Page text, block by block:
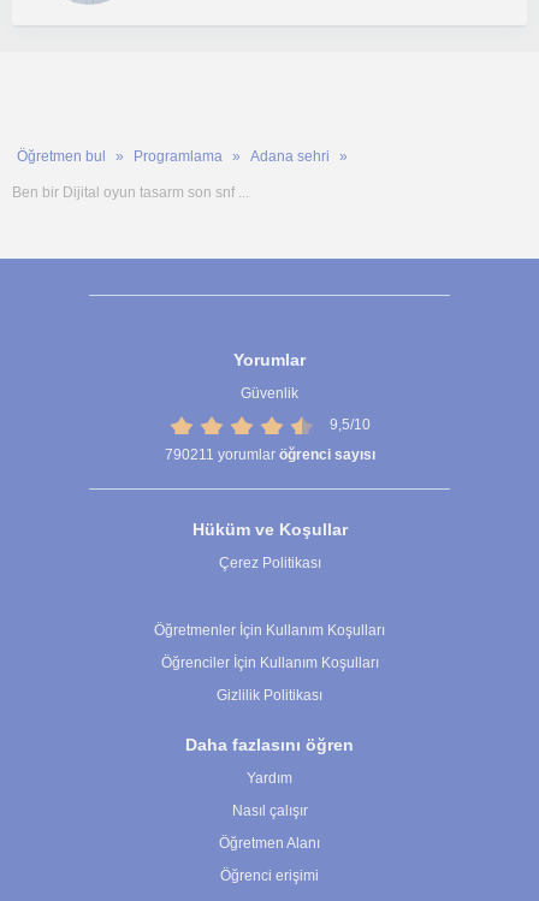
Öğretmen bul Programlama Adana sehri
Ben bir Dijital oyun tasarm son snf ...
Yorumlar
Güvenlik
9,5/10
790211 yorumlar öğrenci sayısı
Hüküm ve Koşullar
Çerez Politikası
Öğretmenler İçin Kullanım Koşulları
Öğrenciler İçin Kullanım Koşulları
Gizlilik Politikası
Daha fazlasını öğren
Yardım
Nasıl çalışır
Öğretmen Alanı
Öğrenci erişimi